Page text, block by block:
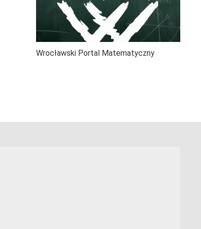
Wrocławski Portal Matematyczny